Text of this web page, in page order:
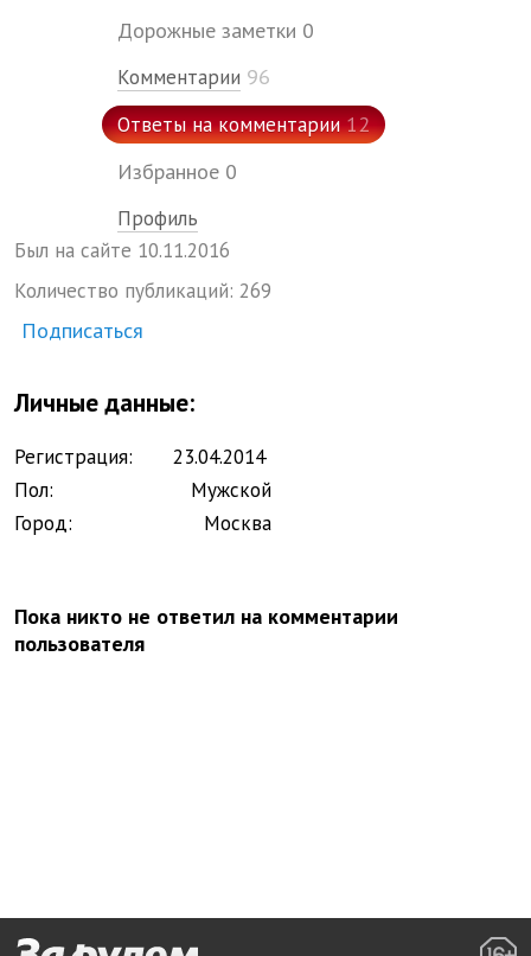
Дорожные заметки 0
Комментарии 96
Ответы на комментарии 12
Избранное 0
Профиль
Был на сайте 10.11.2016
Количество публикаций: 269
Подписаться
Личные данные:
Регистрация: 23.04.2014
Пол:
Мужской
Город:
Москва
Пока никто не ответил на комментарии
пользователя